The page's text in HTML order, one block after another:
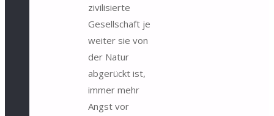
zivilisierte
Gesellschaft je
weiter sie von
der Natur
abgerückt ist,
immer mehr
Angst vor